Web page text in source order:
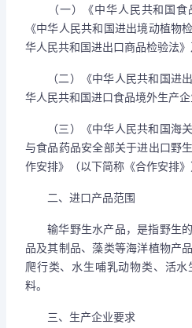
（一）《中华人民共和国食
《中华人民共和国进出境动植物
华人民共和国进出口商品检验法》
（二）《中华人民共和国进出
华人民共和国进口食品境外生产企
（三）《中华人民共和国海关
与食品药品安全部关于进出口野
作安排》（以下简称《合作安排》
二、进口产品范围
输华野生水产品，是指野生的
品及其制品、藻类等海洋植物产
爬行类、水生哺乳动物类、活
料。
三、生产企业要求